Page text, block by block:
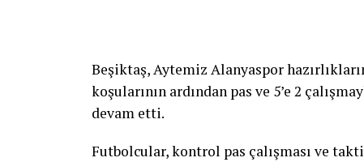
Beşiktaş, Aytemiz Alanyaspor
koşularının ardından pas ve 5’e 2
devam etti.
Futbolcular, kontrol pas çalışması ve